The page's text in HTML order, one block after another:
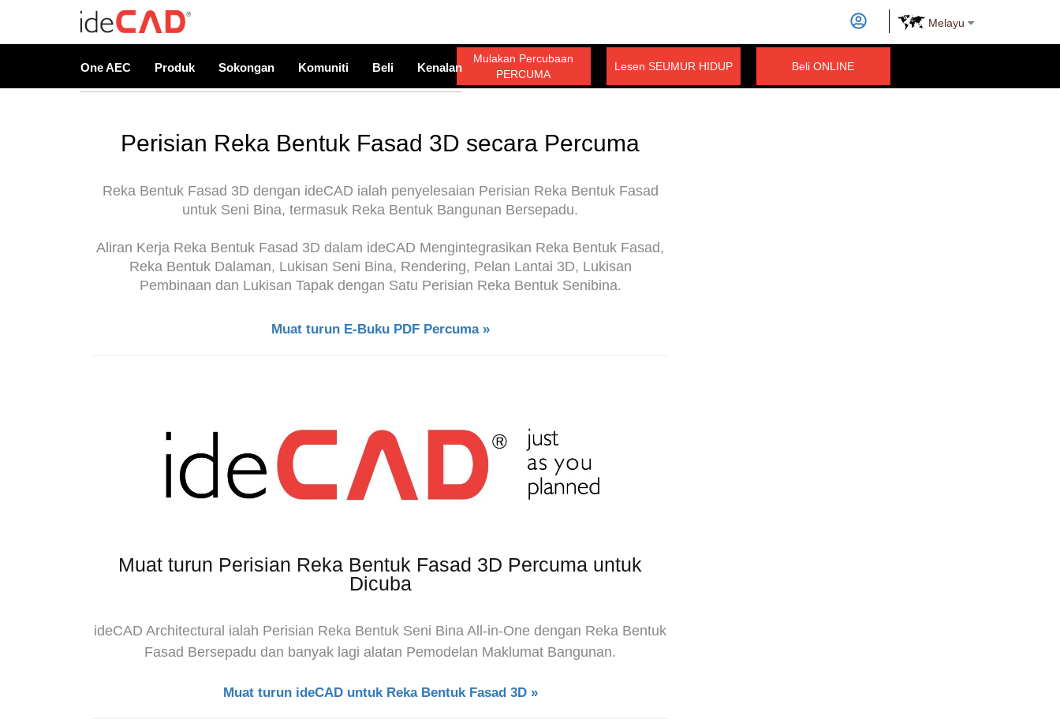
Melayu
One AEC Produk Sokongan Komuniti Beli Kenalan Beli ONLINE
Lesen SEUMUR HIDUP
Mulakan Percubaan
PERCUMA
Perisian Reka Bentuk Fasad 3D secara Percuma
Reka Bentuk Fasad 3D dengan ideCAD ialah penyelesaian Perisian Reka Bentuk Fasad
untuk Seni Bina, termasuk Reka Bentuk Bangunan Bersepadu.
Aliran Kerja Reka Bentuk Fasad 3D dalam ideCAD Mengintegrasikan Reka Bentuk Fasad,
Reka Bentuk Dalaman, Lukisan Seni Bina, Rendering, Pelan Lantai 3D, Lukisan
Pembinaan dan Lukisan Tapak dengan Satu Perisian Reka Bentuk Senibina.
Muat turun E-Buku PDF Percuma »
Muat turun Perisian Reka Bentuk Fasad 3D Percuma untuk
Dicuba
ideCAD Architectural ialah Perisian Reka Bentuk Seni Bina All-in-One dengan Reka Bentuk
Fasad Bersepadu dan banyak lagi alatan Pemodelan Maklumat Bangunan.
Muat turun ideCAD untuk Reka Bentuk Fasad 3D »